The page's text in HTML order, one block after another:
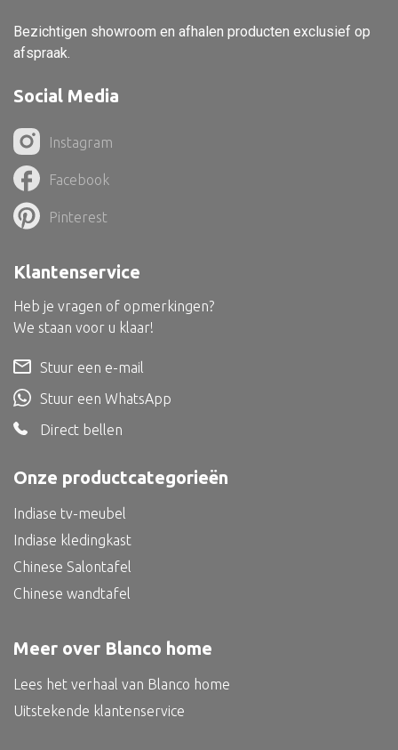
Lampenkappen
Alle deco
Vaas
Kandelaar
Object
Pilaar
Pot
Schaal
Dienblad
Mand
Roomdevider
Alle textiel
Kelim
Bezichtigen showroom en afhalen producten exclusief op
afspraak.
Social Media
Instagram
Facebook
Pinterest
Onze productcategorieën
Indiase tv-meubel
Indiase kledingkast
Chinese Salontafel
Chinese wandtafel
Meer over Blanco home
Lees het verhaal van Blanco home
Uitstekende klantenservice
Klantenservice
Heb je vragen of opmerkingen?
We staan voor u klaar!
Stuur een e-mail
Stuur een WhatsApp
Direct bellen